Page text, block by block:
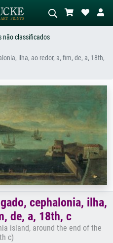
Pesquisa de imagens IA
não classificados
ilha, ao redor, a, fim, de, a, 18th,
cephalonia, ilha,
de, a, 18th, c
island, around the end of the
c)